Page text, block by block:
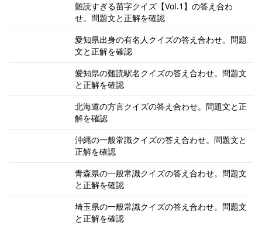
難読すぎる苗字クイズ【Vol.1】の答え合わ
せ。問題文と正解を確認
愛知県出身の有名人クイズの答え合わせ。問題
文と正解を確認
愛知県の難読駅名クイズの答え合わせ。問題文
と正解を確認
北海道の方言クイズの答え合わせ。問題文と正
解を確認
沖縄の一般常識クイズの答え合わせ。問題文と
正解を確認
青森県の一般常識クイズの答え合わせ。問題文
と正解を確認
埼玉県の一般常識クイズの答え合わせ。問題文
と正解を確認